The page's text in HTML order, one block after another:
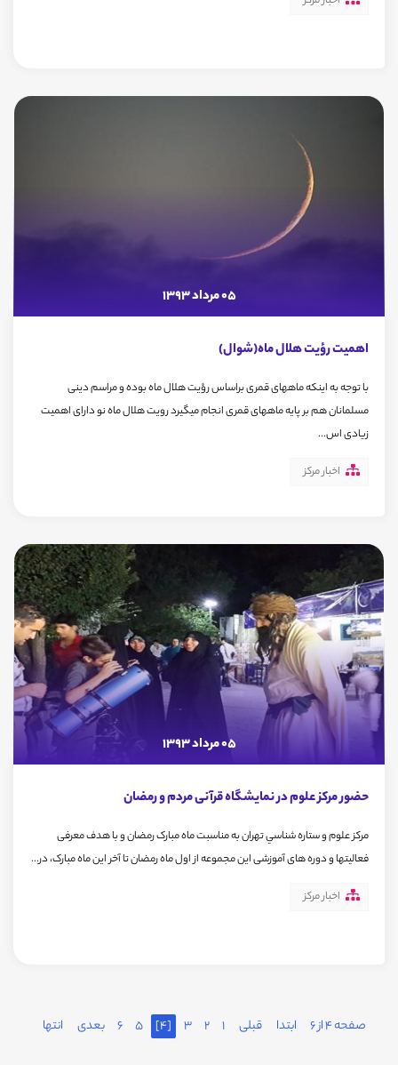
05 مرداد 1393
اهمیت رؤیت هلال ماه(شوال)
با توجه به اینکه ماههای قمری براساس رؤیت هلال ماه بوده و مراسم دینی
مسلمانان هم بر پایه ماههای قمری انجام میگیرد رویت هلال ماه نو دارای اهمیت
زیادی اس...
اخبار مرکز
05 مرداد 1393
حضور مرکز علوم در نمایشگاه قرآنی مردم و رمضان
مرکز علوم و ستاره شناسي تهران به مناسبت ماه مبارک رمضان و با هدف معرفی
فعالیتها و دوره های آموزشی این مجموعه از اول ماه رمضان تا آخر این ماه مبارک، در...
اخبار مرکز
صفحه 4 از 6 ابتدا قبلی 1
2
3
[4]
5
6 بعدی انتها